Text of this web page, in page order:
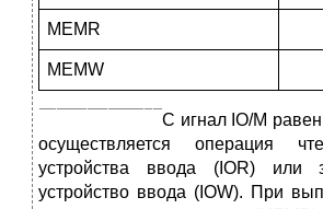
MEMR
MEMW
С игнал IO/M
осуществляется операция
устройства ввода (IOR) или
устройство ввода (IOW). При